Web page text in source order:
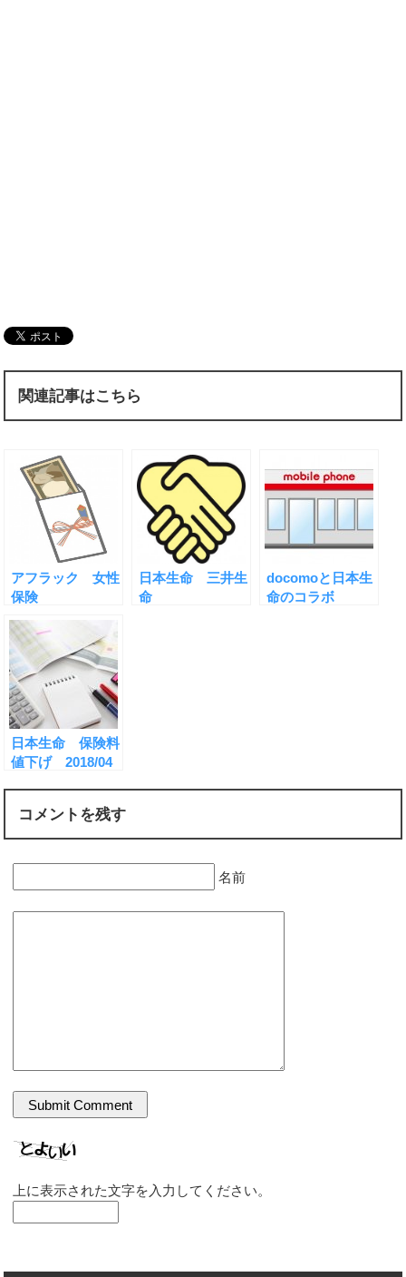
関連記事はこちら
アフラック 女性
保険
日本生命 三井生
命
docomoと日本生
命のコラボ
日本生命 保険料
値下げ 2018/04
コメントを残す
名前
上に表示された文字を入力してください。